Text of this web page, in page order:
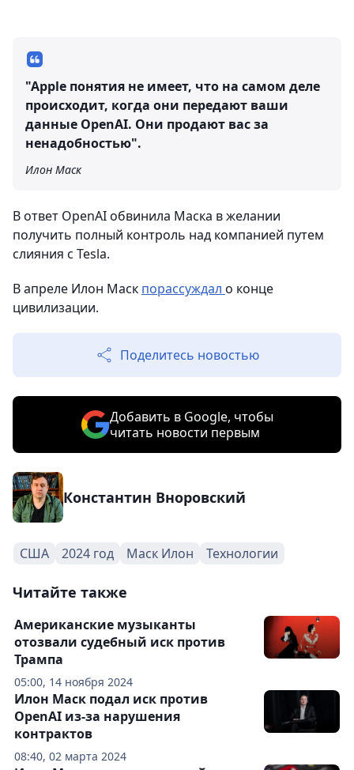
"Apple понятия не имеет, что на самом деле
происходит, когда они передают ваши
данные OpenAI. Они продают вас за
ненадобностью".
Илон Маск
В ответ OpenAI обвинила Маска в желании
получить полный контроль над компанией путем
слияния с Tesla.
В апреле Илон Маск порассуждал о конце
цивилизации.
Поделитесь новостью
Добавить в Google, чтобы
читать новости первым
Константин Вноровский
США 2024 год Маск Илон Технологии
Читайте также
05:00, 14 ноября 2024
Американские музыканты
отозвали судебный иск против
Трампа
08:40, 02 марта 2024
Илон Маск подал иск против
OpenAI из-за нарушения
контрактов